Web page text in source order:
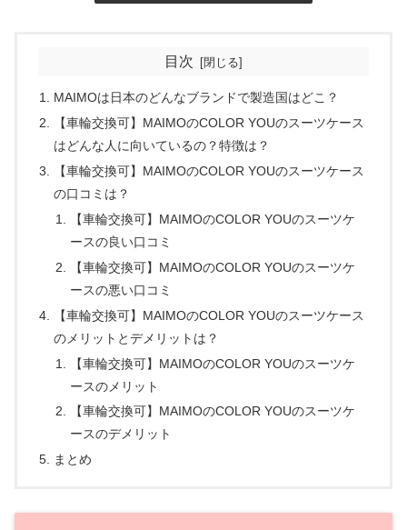
目次
MAIMOは日本のどんなブランドで製造国はどこ？
【車輪交換可】MAIMOのCOLOR YOUのスーツケース
はどんな人に向いているの？特徴は？
【車輪交換可】MAIMOのCOLOR YOUのスーツケース
の口コミは？
【車輪交換可】MAIMOのCOLOR YOUのスーツケ
ースの良い口コミ
【車輪交換可】MAIMOのCOLOR YOUのスーツケ
ースの悪い口コミ
【車輪交換可】MAIMOのCOLOR YOUのスーツケース
のメリットとデメリットは？
【車輪交換可】MAIMOのCOLOR YOUのスーツケ
ースのメリット
【車輪交換可】MAIMOのCOLOR YOUのスーツケ
ースのデメリット
まとめ